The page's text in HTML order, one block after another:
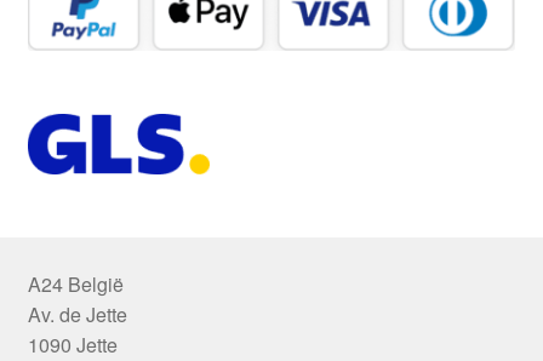
A24 België
Av. de Jette
1090 Jette